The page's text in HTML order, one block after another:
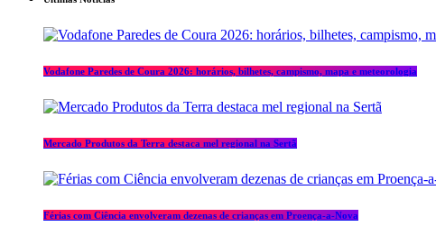
Vodafone Paredes de Coura 2026: horários, bilhetes, campismo, mapa e meteorologia
Mercado Produtos da Terra destaca mel regional na Sertã
Férias com Ciência envolveram dezenas de crianças em Proença-a-Nova